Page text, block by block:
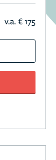
v.a. € 175